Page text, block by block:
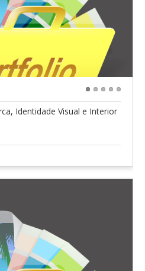
Identidade Visual e Interior